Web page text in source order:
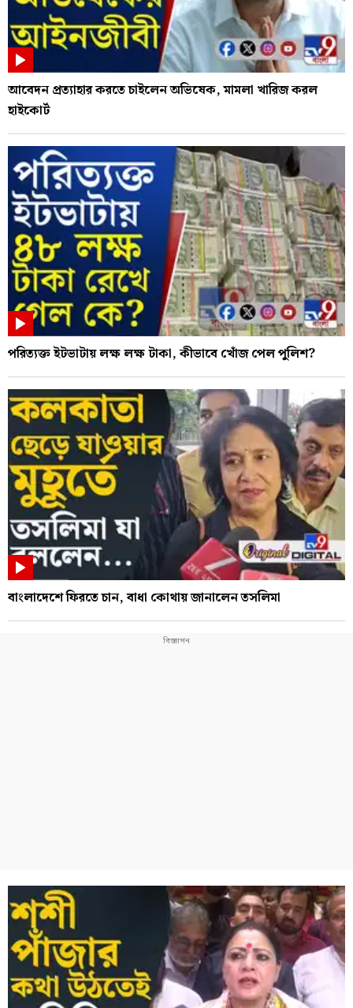
আবেদন প্রত্যাহার করতে চাইলেন অভিষেক, মামলা খারিজ করল
হাইকোর্ট
পরিত্যক্ত ইটভাটায় লক্ষ লক্ষ টাকা, কীভাবে খোঁজ পেল পুলিশ?
বাংলাদেশে ফিরতে চান, বাধা কোথায় জানালেন তসলিমা